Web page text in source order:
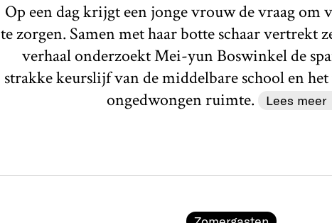
Op een dag krijgt een jonge vrouw de vraag om
te zorgen. Samen met haar botte schaar vertrekt
verhaal onderzoekt Mei-yun Boswinkel de
strakke keurslijf van de middelbare school en
ongedwongen ruimte.
Lees meer